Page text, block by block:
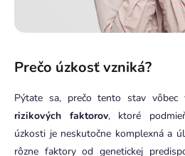
Prečo úzkosť vzniká?
Pýtate sa, prečo tento stav vôbec
rizikových faktorov, ktoré
úzkosti je neskutočne komplexná a
rôzne faktory od genetickej